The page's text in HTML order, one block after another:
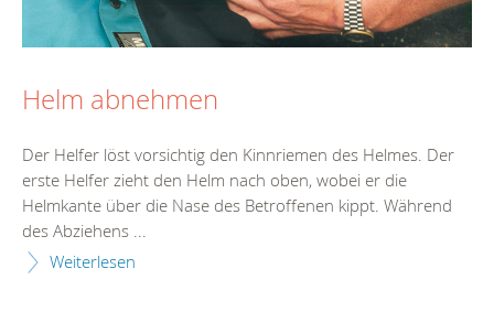
Helm abnehmen
Der Helfer löst vorsichtig den Kinnriemen des Helmes. Der
erste Helfer zieht den Helm nach oben, wobei er die
Helmkante über die Nase des Betroffenen kippt. Während
des Abziehens ...
Weiterlesen